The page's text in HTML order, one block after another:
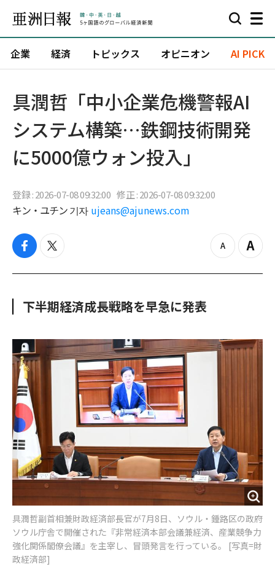
企業 経済 トピックス オピニオン AI PICK
具潤哲「中小企業危機警報AI
システム構築…鉄鋼技術開発
に5000億ウォン投入」
登録 : 2026-07-08 09:32:00 修正 : 2026-07-08 09:32:00
キン・ユチン 기자 ujeans@ajunews.com
f
c
t
i
e
z
o
Z
o
下半期経済成長戦略を早急に発表
具潤哲副首相兼財政経済部長官が7月8日、ソウル・鍾路区の政府
ソウル庁舎で開催された『非常経済本部会議兼経済、産業競争力
強化関係閣僚会議』を主宰し、冒頭発言を行っている。 [写真=財
政経済部]